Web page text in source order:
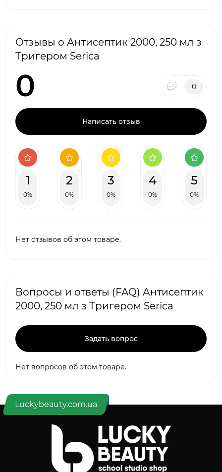
Отзывы о Антисептик 2000, 250 мл з
Тригером Serica
0 0
Написать отзыв
1
0%
2
0%
3
0%
4
0%
5
0%
Нет отзывов об этом товаре.
Вопросы и ответы (FAQ) Антисептик
2000, 250 мл з Тригером Serica
Задать вопрос
Нет вопросов об этом товаре.
Luckybeauty.com.ua